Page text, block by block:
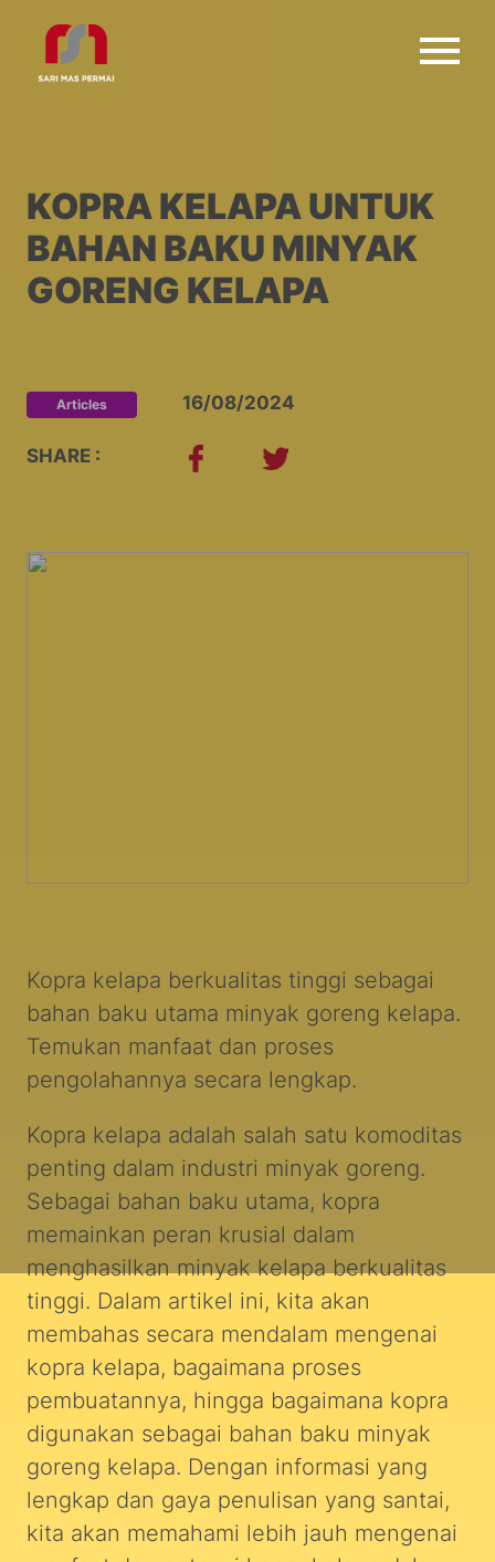
KOPRA KELAPA UNTUK
BAHAN BAKU MINYAK
GORENG KELAPA
Articles 16/08/2024
SHARE :
Kopra kelapa berkualitas tinggi sebagai
bahan baku utama minyak goreng kelapa.
Temukan manfaat dan proses
pengolahannya secara lengkap.
Kopra kelapa adalah salah satu komoditas
penting dalam industri minyak goreng.
Sebagai bahan baku utama, kopra
memainkan peran krusial dalam
menghasilkan minyak kelapa berkualitas
tinggi. Dalam artikel ini, kita akan
membahas secara mendalam mengenai
kopra kelapa, bagaimana proses
pembuatannya, hingga bagaimana kopra
digunakan sebagai bahan baku minyak
goreng kelapa. Dengan informasi yang
lengkap dan gaya penulisan yang santai,
kita akan memahami lebih jauh mengenai